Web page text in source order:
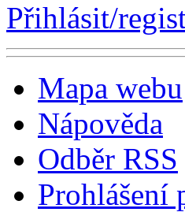
Přihlásit/
Mapa webu
Nápověda
Odběr RSS
Prohlášení